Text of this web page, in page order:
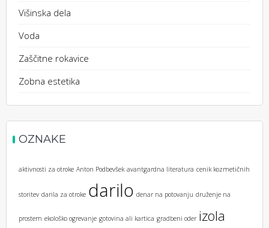
Višinska dela
Voda
Zaščitne rokavice
Zobna estetika
OZNAKE
aktivnosti za otroke Anton Podbevšek avantgardna literatura cenik kozmetičnih
storitev darila za otroke darilo denar na potovanju druženje na
prostem ekološko ogrevanje gotovina ali kartica gradbeni oder izola